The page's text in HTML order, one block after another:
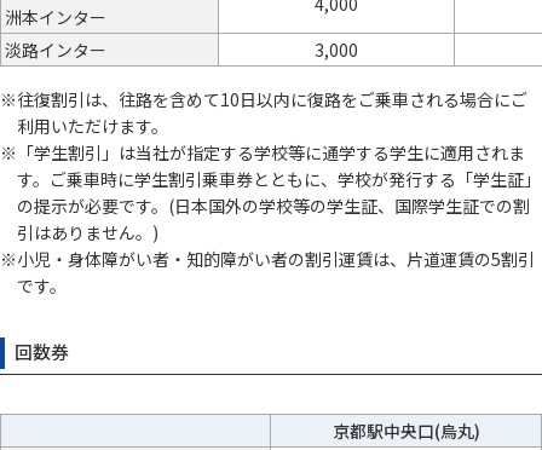
洲本インター
淡路インター
3,000
往復割引は、往路を含めて10日以内に復路をご乗車される場合にご
利用いただけます。
「学生割引」は当社が指定する学校等に通学する学生に適用されま
す。ご乗車時に学生割引乗車券とともに、学校が発行する「学生証」
の提示が必要です。(日本国外の学校等の学生証、国際学生証での割
引はありません。)
小児・身体障がい者・知的障がい者の割引運賃は、片道運賃の5割引
です。
回数券
京都駅中央口(烏丸)